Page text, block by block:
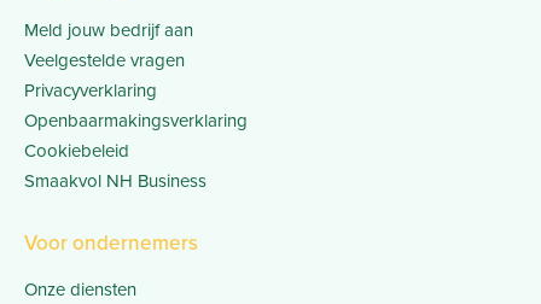
Meld jouw bedrijf aan
Veelgestelde vragen
Privacyverklaring
Openbaarmakingsverklaring
Cookiebeleid
Smaakvol NH Business
Voor ondernemers
Onze diensten